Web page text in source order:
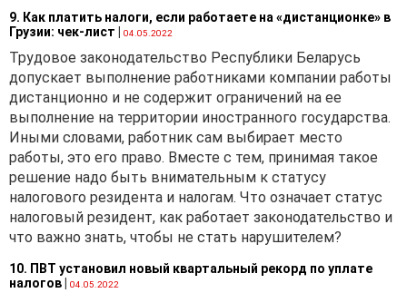
и утверждения цены
Импортер обязан:
1) составить
экономический расчет (за
исключением юридических
лиц, определенных в абз. 2–
6п. 2.11Указа Президента
Республики Беларусь от
25.02.2011 № 72 «О
некоторых вопросах
регулирования цен
9. Как платить налоги, если работаете на «дистанционке» в
Грузии: чек-лист | 04.05.2022
Трудовое законодательство Республики Беларусь
допускает выполнение работниками компании работы
дистанционно и не содержит ограничений на ее
выполнение на территории иностранного государства.
Иными словами, работник сам выбирает место
работы, это его право. Вместе с тем, принимая такое
решение надо быть внимательным к статусу
налогового резидента и налогам. Что означает статус
налоговый резидент, как работает законодательство и
что важно знать, чтобы не стать нарушителем?
10. ПВТ установил новый квартальный рекорд по уплате
налогов| 04.05.2022